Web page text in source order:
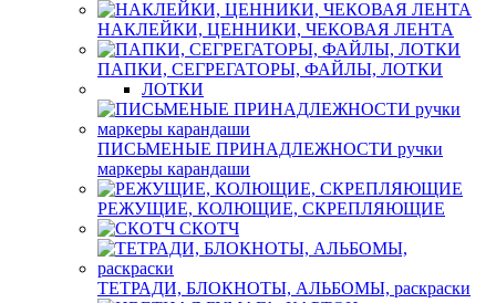
НАКЛЕЙКИ, ЦЕННИКИ, ЧЕКОВАЯ ЛЕНТА
ПАПКИ, СЕГРЕГАТОРЫ, ФАЙЛЫ, ЛОТКИ
ЛОТКИ
ПИСЬМЕНЫЕ ПРИНАДЛЕЖНОСТИ ручки
маркеры карандаши
РЕЖУЩИЕ, КОЛЮЩИЕ, СКРЕПЛЯЮЩИЕ
СКОТЧ
ТЕТРАДИ, БЛОКНОТЫ, АЛЬБОМЫ, раскраски